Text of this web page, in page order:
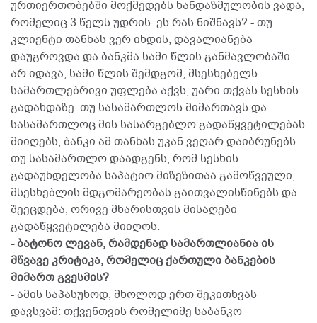
ურთიერთობებში მოქმედებს ხანდაზმულობის ვადა,
რომელიც 3 წელს უდრის. ეს რას ნიშნავს? - თუ
კლიენტი თანხას ვერ იხდის, დავალიანება
დაუგროვდა და ბანკმა სამი წლის განმავლობაში
არ იდავა, სამი წლის შემდგომ, მსესხებელს
სამართლებრივი უფლება აქვს, უარი თქვას სესხის
გადახდაზე. თუ სასამართლოს მიმართავს და
სასამართლოც მის სასარგებლო გადაწყვეტილებას
მიიღებს, ბანკი ამ თანხას უკან ვეღარ დაიბრუნებს.
თუ სასამართლო დაადგენს, რომ სესხის
გადაუხდელობა საპატიო მიზეზითაა გამოწვეული,
მსესხებლის მდგომარეობას გაითვალისწინებს და
შეეცდება, ორივე მხარისთვის მისაღები
გადაწყვეტილება მიიღოს.
- ბატონო ლევან, რამდენად სამართლიანია ის
მწვავე კრიტიკა, რომელიც ქართული ბანკების
მიმართ გვესმის?
- ამის საპასუხოდ, მხოლოდ ერთ შეკითხვას
დავსვამ: თქვენთვის რომელიმე საბანკო